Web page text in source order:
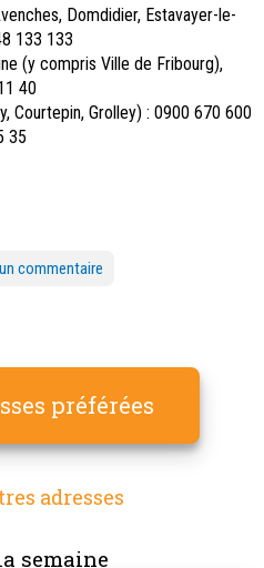
Domdidier, Estavayer-le-
133 133
(y compris Ville de Fribourg),
40
Courtepin, Grolley) : 0900 670 600
35
commentaire
préférées
adresses
semaine